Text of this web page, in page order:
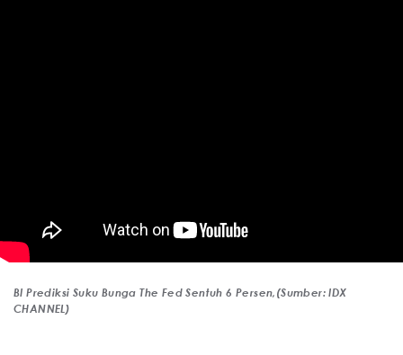
BI Prediksi Suku Bunga The Fed Sentuh 6 Persen,(Sumber: IDX
CHANNEL)